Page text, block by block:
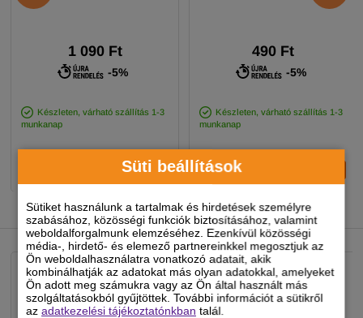
Süti beállítások
Sütiket használunk a tartalmak és hirdetések személyre
szabásához, közösségi funkciók biztosításához, valamint
weboldalforgalmunk elemzéséhez. Ezenkívül közösségi
média-, hirdető- és elemező partnereinkkel megosztjuk az
Ön weboldalhasználatra vonatkozó adatait, akik
kombinálhatják az adatokat más olyan adatokkal, amelyeket
Ön adott meg számukra vagy az Ön által használt más
szolgáltatásokból gyűjtöttek. További információt a sütikről
azadatkezelési tájékoztatónkban talál.
1 090 Ft
-5%
Készleten, várható szállítás 1-3
munkanap
KOSÁRBA
490 Ft
-5%
Készleten, várható szállítás 1-3
munkanap
- +
NEKED AJÁNLJUK